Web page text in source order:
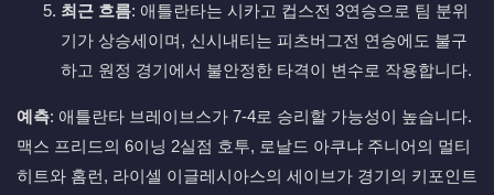
최근 흐름: 애틀란타는 시카고 컵스전 3연승으로 팀 분위
기가 상승세이며, 신시내티는 피츠버그전 연승에도 불구
하고 원정 경기에서 불안정한 타격이 변수로 작용합니다.
예측: 애틀란타 브레이브스가 7-4로 승리할 가능성이 높습니다.
맥스 프리드의 6이닝 2실점 호투, 로날드 아쿠냐 주니어의 멀티
히트와 홈런, 라이셀 이글레시아스의 세이브가 경기의 키포인트